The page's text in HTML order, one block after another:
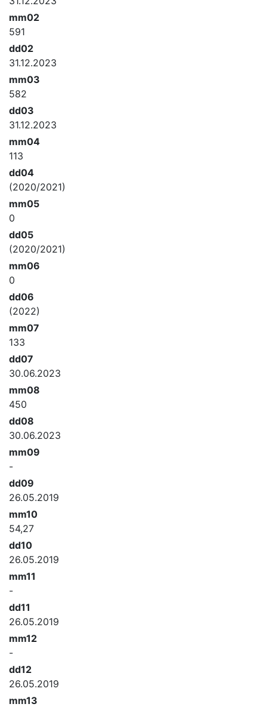
mm02
591
dd02
31.12.2023
mm03
582
dd03
31.12.2023
mm04
113
dd04
(2020/2021)
mm05
0
dd05
(2020/2021)
mm06
0
dd06
(2022)
mm07
133
dd07
30.06.2023
mm08
450
dd08
30.06.2023
mm09
-
dd09
26.05.2019
mm10
54,27
dd10
26.05.2019
mm11
-
dd11
26.05.2019
mm12
-
dd12
26.05.2019
mm13